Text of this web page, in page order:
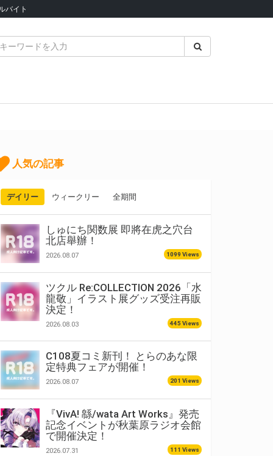
バイト
人気の記事
デイリー ウィークリー 全期間
しゅにち関数展 即將在虎之穴台
北店舉辦！
2026.08.07 1099 Views
ツクル Re:COLLECTION 2026「水
龍敬」イラスト展グッズ受注再販
決定！
2026.08.03 445 Views
C108夏コミ新刊！ とらのあな限
定特典フェアが開催！
2026.08.07 201 Views
『VivA! 緜/wata Art Works』発売
記念イベントが秋葉原ラジオ会館
で開催決定！
2026.07.31 111 Views